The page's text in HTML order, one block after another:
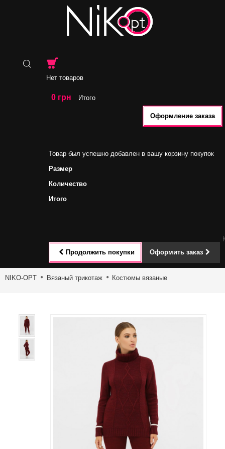
Нет товаров
0 грн Итого
Оформление заказа
Товар был успешно добавлен в вашу корзину покупок
Размер
Количество
Итого
Продолжить покупки Оформить заказ
Toggle
NIKO-OPT Вязаный трикотаж Костюмы вязаные